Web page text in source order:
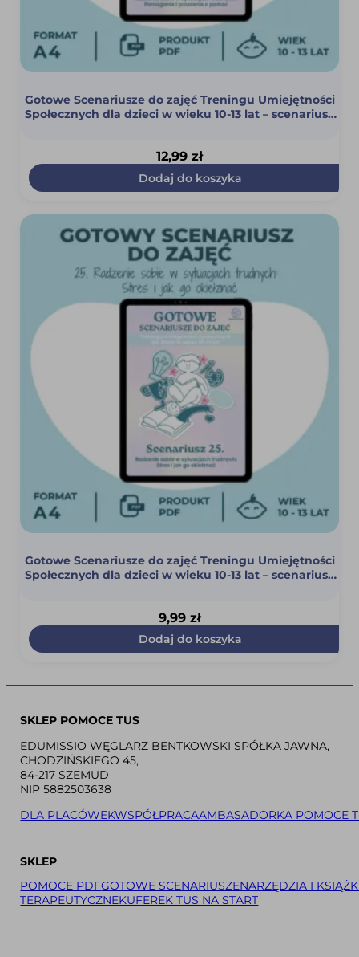
Gotowe Scenariusze do zajęć Treningu Umiejętności
Społecznych dla dzieci w wieku 10-13 lat – scenariusz
12,99 zł
Dodaj do koszyka
Gotowe Scenariusze do zajęć Treningu Umiejętności
Społecznych dla dzieci w wieku 10-13 lat – scenariusz
9,99 zł
Dodaj do koszyka
SKLEP POMOCE TUS
EDUMISSIO WĘGLARZ BENTKOWSKI SPÓŁKA JAWNA,
CHODZIŃSKIEGO 45,
84-217 SZEMUD
NIP 5882503638
DLA PLACÓWEKWSPÓŁPRACAAMBASADORKA POMOCE
SKLEP
POMOCE PDFGOTOWE SCENARIUSZENARZĘDZIA I
TERAPEUTYCZNEKUFEREK TUS NA START